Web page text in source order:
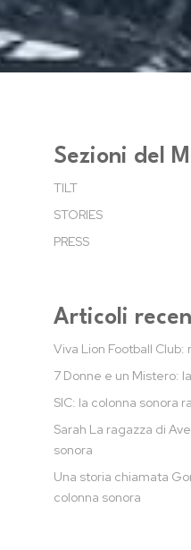
Sezioni del
TILT
STORIES
PRESS
Articoli
Viva Lion Football
7 Donne e un Mistero:
SIC: la colonna sonora
Sarah La ragazza di
sonora
Una storia chiamata
colonna sonora